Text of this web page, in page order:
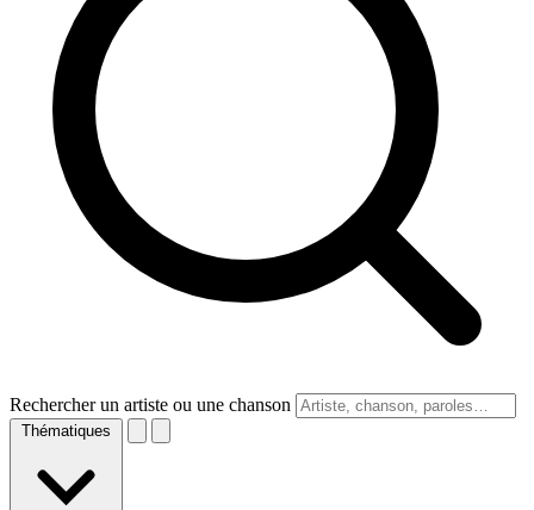
Rechercher un artiste ou une chanson
Thématiques